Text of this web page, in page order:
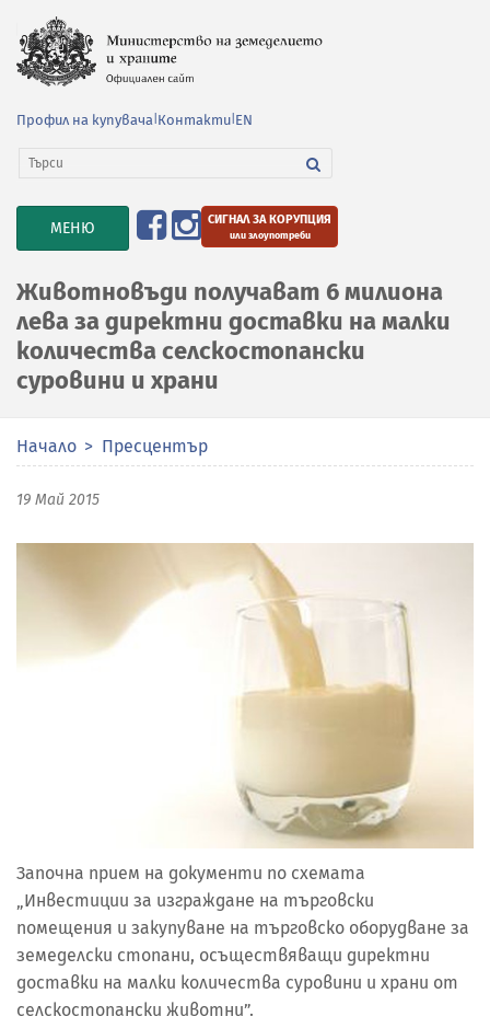
Профил на купувача Контакти EN
TOGGLE
NAVIGATION
МЕНЮ СИГНАЛ ЗА КОРУПЦИЯ
или злоупотреби
Животновъди получават 6 милиона
лева за директни доставки на малки
количества селскостопански
суровини и храни
Начало Пресцентър
19 Май 2015
Започна прием на документи по схемата
„Инвестиции за изграждане на търговски
помещения и закупуване на търговско оборудване за
земеделски стопани, осъществяващи директни
доставки на малки количества суровини и храни от
селскостопански животни”.